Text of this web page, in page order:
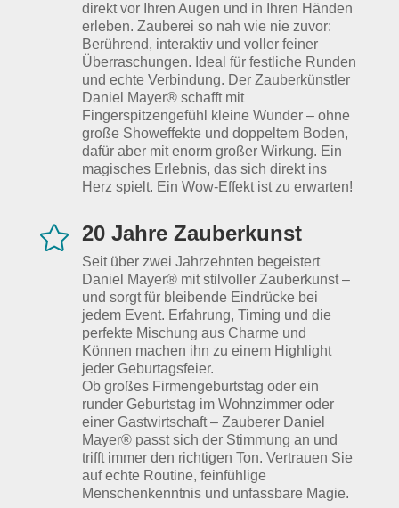
direkt vor Ihren Augen und in Ihren Händen
erleben. Zauberei so nah wie nie zuvor:
Berührend, interaktiv und voller feiner
Überraschungen. Ideal für festliche Runden
und echte Verbindung. Der Zauberkünstler
Daniel Mayer® schafft mit
Fingerspitzengefühl kleine Wunder – ohne
große Showeffekte und doppeltem Boden,
dafür aber mit enorm großer Wirkung. Ein
magisches Erlebnis, das sich direkt ins
Herz spielt. Ein Wow-Effekt ist zu erwarten!
 20 Jahre Zauberkunst
Seit über zwei Jahrzehnten begeistert
Daniel Mayer® mit stilvoller Zauberkunst –
und sorgt für bleibende Eindrücke bei
jedem Event. Erfahrung, Timing und die
perfekte Mischung aus Charme und
Können machen ihn zu einem Highlight
jeder Geburtagsfeier.
Ob großes Firmengeburtstag oder ein
runder Geburtstag im Wohnzimmer oder
einer Gastwirtschaft – Zauberer Daniel
Mayer® passt sich der Stimmung an und
trifft immer den richtigen Ton. Vertrauen Sie
auf echte Routine, feinfühlige
Menschenkenntnis und unfassbare Magie.